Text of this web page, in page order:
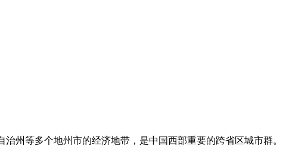
州等多个地州市的经济地带，是中国西部重要的跨省区城市群。